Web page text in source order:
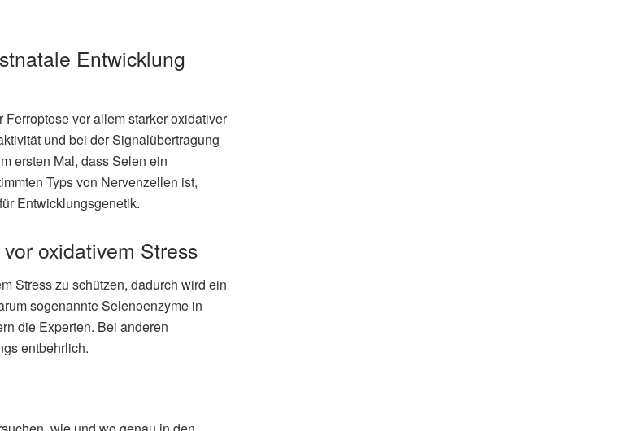
Entwicklung
vor allem starker oxidativer
und bei der Signalübertragung
ersten Mal, dass Selen ein
Typs von Nervenzellen ist,
Entwicklungsgenetik.
oxidativem Stress
Stress zu schützen, dadurch wird ein
sogenannte Selenoenzyme in
die Experten. Bei anderen
entbehrlich.